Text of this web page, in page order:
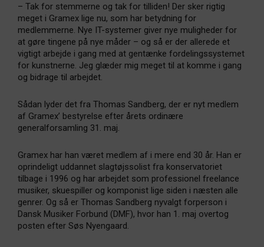
– Tak for stemmerne og tak for tilliden! Der sker rigtig
meget i Gramex lige nu, som har betydning for
medlemmerne. Nye IT-systemer giver nye muligheder for
at gøre tingene på nye måder – og så er der allerede et
vigtigt arbejde i gang med at gentænke fordelingssystemet
for kunstnerne. Jeg glæder mig meget til at komme i gang
og bidrage til arbejdet.
Sådan lyder det fra Thomas Sandberg, der er nyt medlem
af Gramex’ bestyrelse efter årets ordinære
generalforsamling 31. maj.
Gramex har han været medlem af i mere end 30 år. Han er
oprindeligt uddannet slagtøjssolist fra konservatoriet
tilbage i 1996 og har arbejdet som professionel freelance
musiker, skuespiller og komponist lige siden i næsten alle
genrer. Og så er Thomas Sandberg nyvalgt forperson i
Dansk Musiker Forbund (DMF), hvor han 1. maj overtog
posten efter Søs Nyengaard.